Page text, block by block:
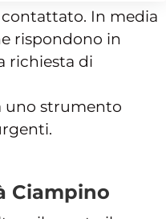
In media
rispondono in
richiesta di
uno strumento
Ciampino